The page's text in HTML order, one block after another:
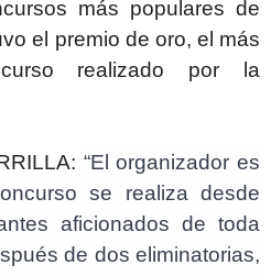
más populares de
el premio de oro, el más
realizado por la
“El organizador es
se realiza desde
aficionados de toda
de dos eliminatorias,